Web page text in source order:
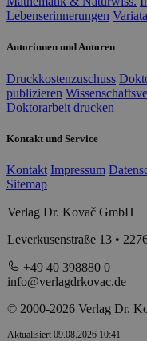
Lebenserinnerungen Variata
Autorinnen und Autoren
Druckkostenzuschuss
publizieren
Doktorarbeit drucken
Kontakt und Service
Kontakt Impressum
Sitemap
Verlag Dr. Kovač GmbH
Leverkusenstraße 13 •
+49 40 398880 0
info@verlagdrkovac.de
© 2000-2026 Verlag Dr.
Aktualisiert 09.08.2026 10:41